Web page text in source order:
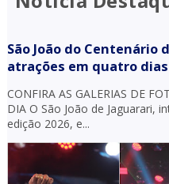
São João do Centenário
atrações em quatro
CONFIRA AS GALERIAS DE
DIA O São João de Jaguarari,
edição 2026, e...